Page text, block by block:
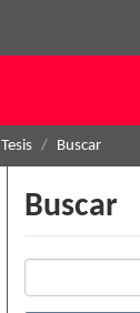
Tesis Buscar
Buscar